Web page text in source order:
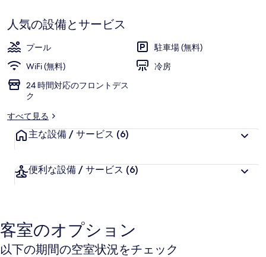
真
ギ
ャ
ラ
ー
す
人気の設備とサービス
プール
駐車場 (無料)
WiFi (無料)
冷房
24 時間対応のフロントデス
ク
すべて見る
主な設備 / サービス (6)
便利な設備 / サービス (6)
客室のオプション
以下の期間の空室状況をチェック